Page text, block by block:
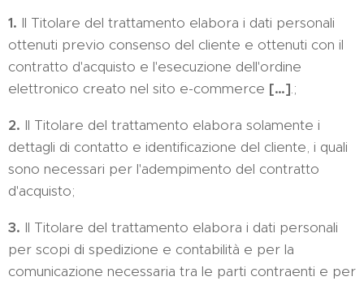
1. Il Titolare del trattamento elabora i dati personali
ottenuti previo consenso del cliente e ottenuti con il
contratto d'acquisto e l'esecuzione dell'ordine
elettronico creato nel sito e-commerce […].;
2. Il Titolare del trattamento elabora solamente i
dettagli di contatto e identificazione del cliente, i quali
sono necessari per l'adempimento del contratto
d'acquisto;
3. Il Titolare del trattamento elabora i dati personali
per scopi di spedizione e contabilità e per la
comunicazione necessaria tra le parti contraenti e per